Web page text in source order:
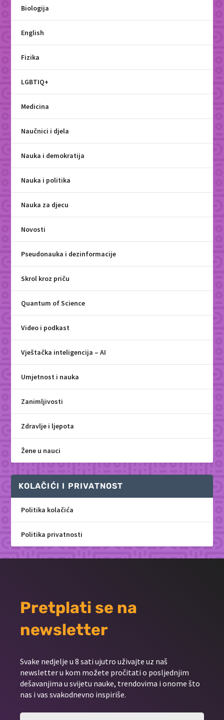
Biologija
English
Fizika
LGBTIQ+
Medicina
Naučnici i djela
Nauka i demokratija
Nauka i politika
Nauka za djecu
Novosti
Pseudonauka i dezinformacije
Skrol kroz priču
Quantum of Science
Video i podkast
Vještačka inteligencija – AI
Umjetnost i nauka
Zanimljivosti
Zdravlje i ljepota
Žene u nauci
KOLAČIĆI I PRIVATNOST
Politika kolačića
Politika privatnosti
Pretplati se na
newsletter
Svake nedjelje u 8 sati ujutro uživajte uz naš
newsletter u kom možete pročitati o posljednjim
dešavanjima u svijetu nauke, trendovima i onome što
nas i vas svakodnevno inspiriše.